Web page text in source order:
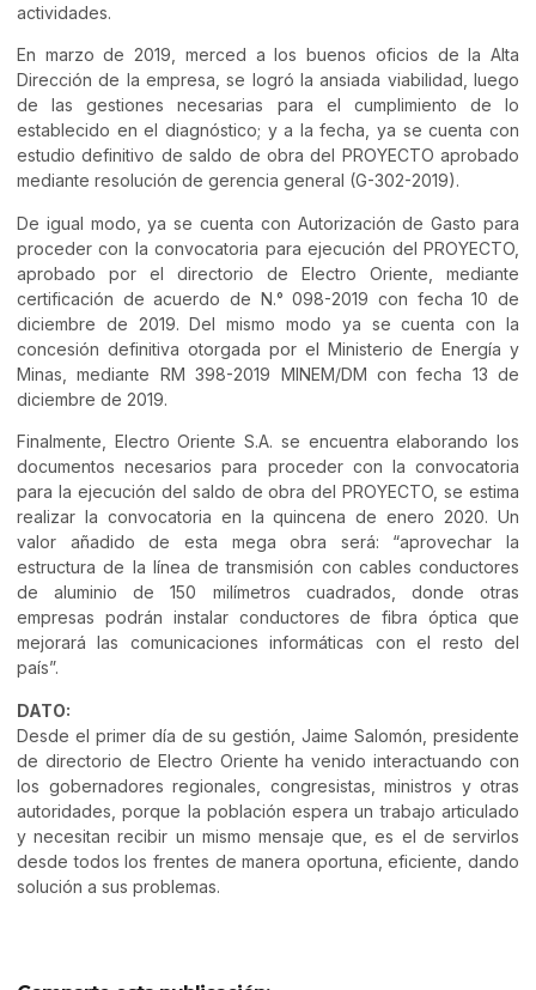
actividades.
En marzo de 2019, merced a los buenos oficios de la Alta
Dirección de la empresa, se logró la ansiada viabilidad, luego
de las gestiones necesarias para el cumplimiento de lo
establecido en el diagnóstico; y a la fecha, ya se cuenta con
estudio definitivo de saldo de obra del PROYECTO aprobado
mediante resolución de gerencia general (G-302-2019).
De igual modo, ya se cuenta con Autorización de Gasto para
proceder con la convocatoria para ejecución del PROYECTO,
aprobado por el directorio de Electro Oriente, mediante
certificación de acuerdo de N.° 098-2019 con fecha 10 de
diciembre de 2019. Del mismo modo ya se cuenta con la
concesión definitiva otorgada por el Ministerio de Energía y
Minas, mediante RM 398-2019 MINEM/DM con fecha 13 de
diciembre de 2019.
Finalmente, Electro Oriente S.A. se encuentra elaborando los
documentos necesarios para proceder con la convocatoria
para la ejecución del saldo de obra del PROYECTO, se estima
realizar la convocatoria en la quincena de enero 2020. Un
valor añadido de esta mega obra será: “aprovechar la
estructura de la línea de transmisión con cables conductores
de aluminio de 150 milímetros cuadrados, donde otras
empresas podrán instalar conductores de fibra óptica que
mejorará las comunicaciones informáticas con el resto del
país”.
DATO:
Desde el primer día de su gestión, Jaime Salomón, presidente
de directorio de Electro Oriente ha venido interactuando con
los gobernadores regionales, congresistas, ministros y otras
autoridades, porque la población espera un trabajo articulado
y necesitan recibir un mismo mensaje que, es el de servirlos
desde todos los frentes de manera oportuna, eficiente, dando
solución a sus problemas.